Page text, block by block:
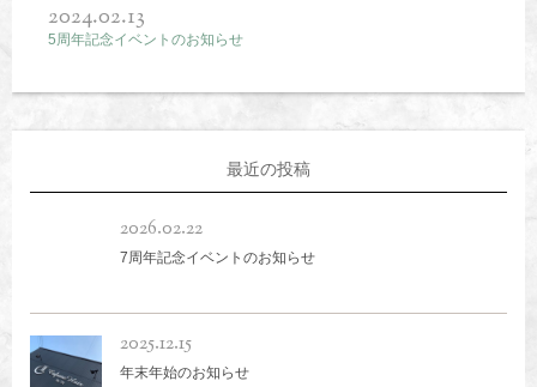
2024.02.13
5周年記念イベントのお知らせ
最近の投稿
2026.02.22
7周年記念イベントのお知らせ
2025.12.15
年末年始のお知らせ